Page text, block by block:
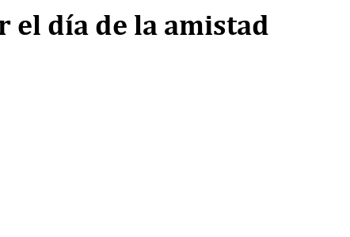
el día de la amistad